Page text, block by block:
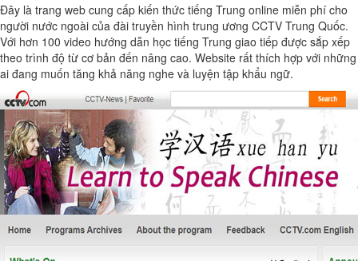
Đây là trang web cung cấp kiến thức tiếng Trung online miễn phí cho
người nước ngoài của đài truyền hình trung ương CCTV Trung Quốc.
Với hơn 100 video hướng dẫn học tiếng Trung giao tiếp được sắp xếp
theo trình độ từ cơ bản đến nâng cao. Website rất thích hợp với những
ai đang muốn tăng khả năng nghe và luyện tập khẩu ngữ.